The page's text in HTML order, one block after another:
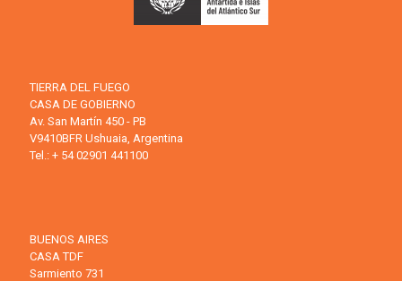
TIERRA DEL FUEGO
CASA DE GOBIERNO
Av. San Martín 450 - PB
V9410BFR Ushuaia, Argentina
Tel.: + 54 02901 441100
BUENOS AIRES
CASA TDF
Sarmiento 731